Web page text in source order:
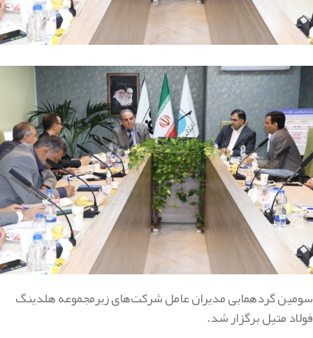
سومین گردهمایی مدیران عامل شرکت‌های زیرمجموعه هلدینگ
فولاد متیل برگزار شد.